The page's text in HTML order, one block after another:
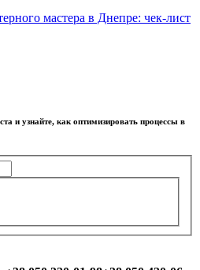
мастера в Днепре: чек-лист
и узнайте, как оптимизировать процессы в